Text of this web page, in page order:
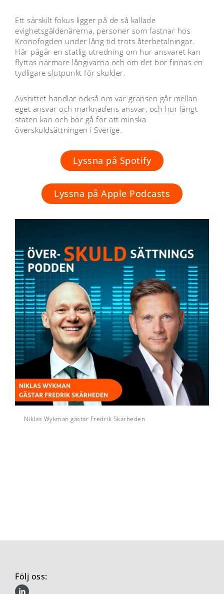
Ett särskilt fokus ligger på de så kallade
evighetsgäldenärerna, personer som fastnar hos
Kronofogden under lång tid trots återbetalningar.
Här pågår en statlig utredning om hur ansvaret kan
flyttas närmare långivarna och om det bör finnas en
tydligare slutpunkt för skulder.
Avsnittet handlar också om var gränsen går mellan
eget ansvar och marknadens ansvar, och hur långt
staten kan och bör gå för att minska
överskuldsättningen i Sverige.
Lyssna på Spotify
Lyssna på Apple Podcasts
Niklas Wykman gästar Fredrik Skärheden
Följ oss: